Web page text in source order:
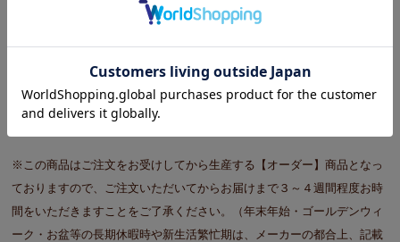
ポリエステル１００％(レース編物)
※アジャスターフック仕様(Ａ設定)
※家庭用洗濯機ＯＫ (ネット使用)
※この商品はご注文をお受けしてから生産する【オーダー】商品となっ
ておりますので、ご注文いただいてからお届けまで３～４週間程度お時
間をいただきますことをご了承ください。（年末年始・ゴールデンウィ
ーク・お盆等の長期休暇時や新生活繁忙期は、メーカーの都合上、記載